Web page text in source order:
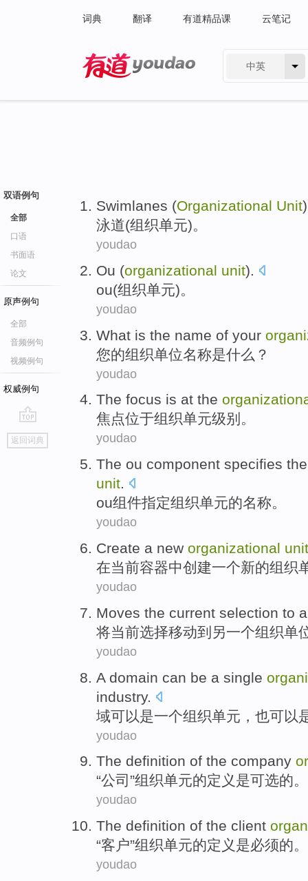
词典 翻译 有道精品课 云笔记
中英
双语例句
全部
口语
书面语
论文
原声例句
全部
音频例句
视频例句
权威例句
go
top
返回词典
Swimlanes (Organizational Unit
泳道(组织单元)。
youdao
Ou (organizational unit).
ou(组织单元)。
youdao
What is the name of your
您的组织单位名称是什么 ？
youdao
The focus is at the
焦点位于组织单元级别。
youdao
The ou component specifies
unit.
ou组件指定组织单元的名称。
youdao
Create a new organizational unit
在当前容器中创建一个新的组织
youdao
Moves the current selection to
将当前选择移动到 另一个组织单
youdao
A domain can be a single
industry.
域可以是一个组织单元 ， 也可以
youdao
The definition of the company
“公司 ”组织单元的定义 是可选的。
youdao
The definition of the client
“客户”组织单元的定义 是必须的。
youdao